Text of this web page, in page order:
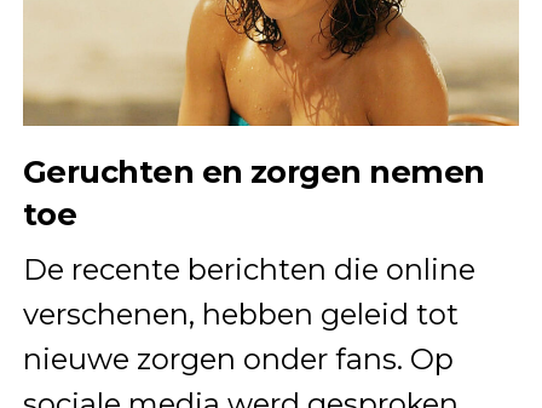
Geruchten en zorgen nemen
toe
De recente berichten die online
verschenen, hebben geleid tot
nieuwe zorgen onder fans. Op